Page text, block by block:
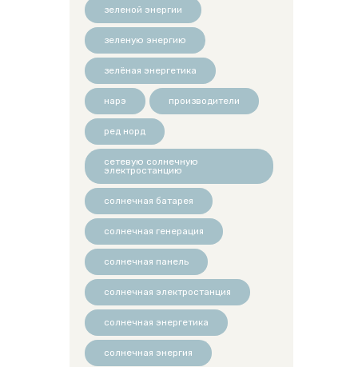
зеленой энергии
зеленую энергию
зелёная энергетика
нарэ производители
ред норд
сетевую солнечную
электростанцию
солнечная батарея
солнечная генерация
солнечная панель
солнечная электростанция
солнечная энергетика
солнечная энергия